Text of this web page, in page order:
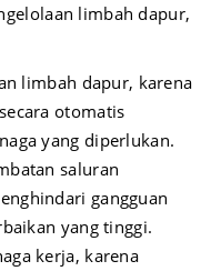
limbah dapur,
limbah dapur, karena
otomatis
yang diperlukan.
saluran
gangguan
yang tinggi.
kerja, karena